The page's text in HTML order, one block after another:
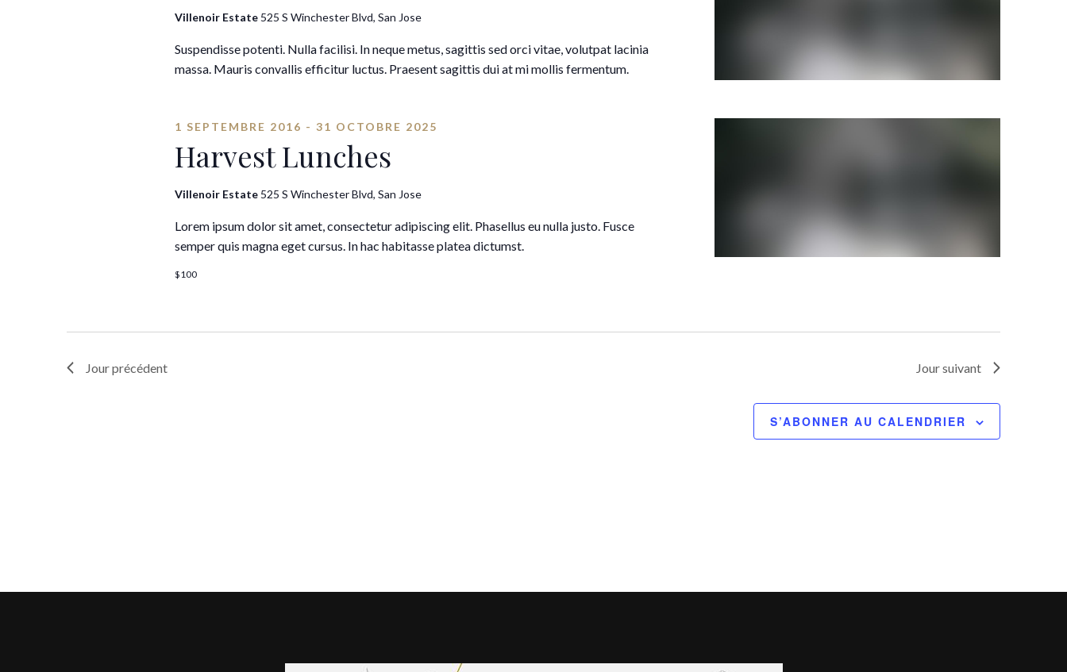
Villenoir Estate 525 S Winchester Blvd, San Jose
Suspendisse potenti. Nulla facilisi. In neque metus, sagittis sed orci vitae, volutpat lacinia
massa. Mauris convallis efficitur luctus. Praesent sagittis dui at mi mollis fermentum.
Harvest Lunches
1 SEPTEMBRE 2016 - 31 OCTOBRE 2025
Villenoir Estate 525 S Winchester Blvd, San Jose
Lorem ipsum dolor sit amet, consectetur adipiscing elit. Phasellus eu nulla justo. Fusce
semper quis magna eget cursus. In hac habitasse platea dictumst.
$100
Jour précédent Jour suivant
S’ABONNER AU CALENDRIER